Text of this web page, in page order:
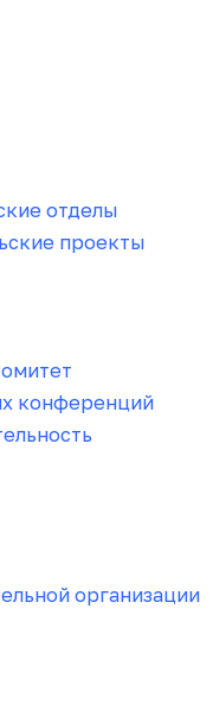
отделы
проекты
конференций
организации